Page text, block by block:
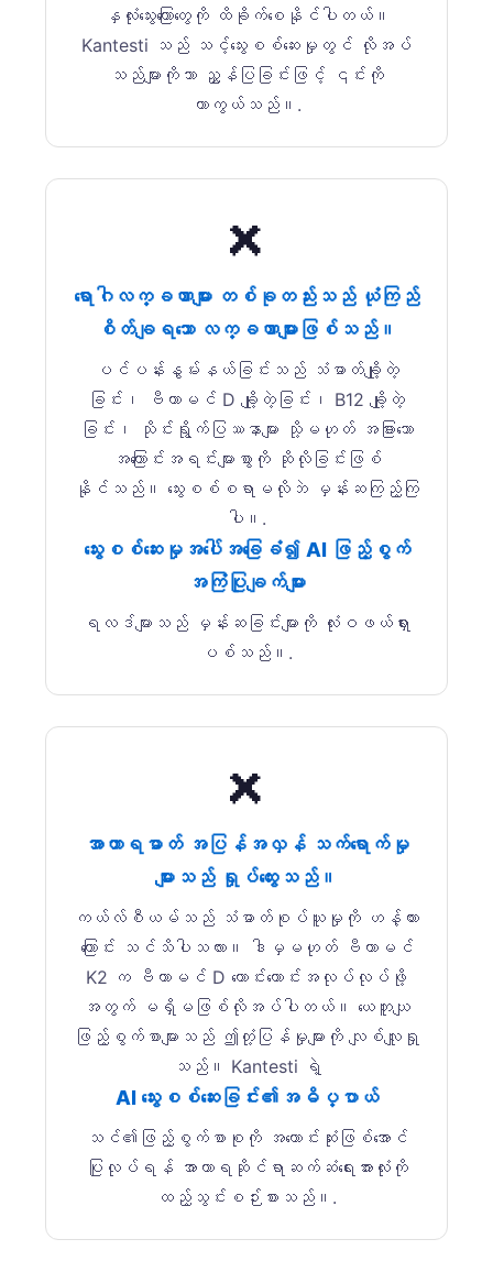
နှလုံးသွေးကြောတွေကို ထိခိုက်စေနိုင်ပါတယ်။
Kantesti သည် သင့်သွေးစစ်ဆေးမှုတွင် လိုအပ်
သည်များကိုသာ ညွှန်ပြခြင်းဖြင့် ၎င်းကို
ကာကွယ်သည်။.
❌
ရောဂါလက္ခဏာများ တစ်ခုတည်းသည် ယုံကြည်
စိတ်ချရသော လက္ခဏာများဖြစ်သည်။
ပင်ပန်းနွမ်းနယ်ခြင်းသည် သံဓာတ်ချို့တဲ့
ခြင်း၊ ဗီတာမင် D ချို့တဲ့ခြင်း၊ B12 ချို့တဲ့
ခြင်း၊ သိုင်းရွိုက်ပြဿနာများ သို့မဟုတ် အခြားသော
အကြောင်းအရင်းများစွာကို ဆိုလိုခြင်းဖြစ်
နိုင်သည်။ သွေးစစ်စရာမလိုဘဲ မှန်းဆကြည့်ကြ
ပါ။.
သွေးစစ်ဆေးမှုအပေါ်အခြေခံ၍ AI ဖြည့်စွက်
အကြံပြုချက်များ
ရလဒ်များသည် မှန်းဆခြင်းများကို လုံးဝဖယ်ရှား
ပစ်သည်။.
❌
အာဟာရဓာတ် အပြန်အလှန် သက်ရောက်မှု
များသည် ရှုပ်ထွေးသည်။
ကယ်လ်စီယမ်သည် သံဓာတ်စုပ်ယူမှုကို ဟန့်တား
ကြောင်း သင်သိပါသလား။ ဒါမှမဟုတ် ဗီတာမင်
K2 က ဗီတာမင် D ကောင်းကောင်းအလုပ်လုပ်ဖို့
အတွက် မရှိမဖြစ်လိုအပ်ပါတယ်။ ယေဘူယျ
ဖြည့်စွက်စာများသည် ဤတုံ့ပြန်မှုများကို လျစ်လျူရှု
သည်။ Kantesti ရဲ့
AI သွေးစစ်ဆေးခြင်း၏အဓိပ္ပာယ်
သင်၏ဖြည့်စွက်စာစုကို အကောင်းဆုံးဖြစ်အောင်
ပြုလုပ်ရန် အာဟာရဆိုင်ရာဆက်ဆံရေးအားလုံးကို
ထည့်သွင်းစဉ်းစားသည်။.